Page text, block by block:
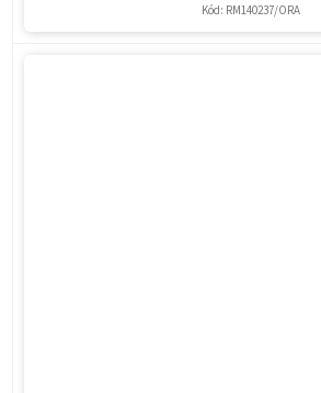
Kód: RM140237/ORA